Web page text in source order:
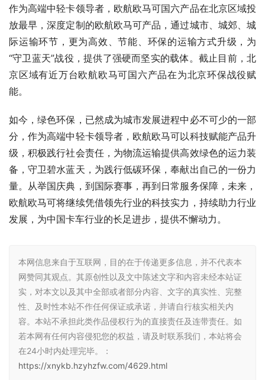
作为高端中轻卡领导者，欧航欧马可国六产品在北京区域投
放最早，深度定制的欧航欧马可产品，通过城市、城郊、城
际运输环节，更为高效、节能、环保的运输方式升级，为
“守卫蓝天”战役，提供了强硬而坚实的载体。截止目前，北
京区域有近万台欧航欧马可国六产品在为北京环保战役赋
能。
如今，绿色环保，已然成为城市发展进程中必不可少的一部
分，作为高端中轻卡领导者，欧航欧马可以科技赋能产品升
级，积极践行社会责任，为物流运输提供高效绿色的运力装
备，守卫碧水蓝天，为践行低碳环保，奉献出自己的一份力
量。从举国庆典，到国际赛事，再到日常服务保障，未来，
欧航欧马可将继续凭借领先行业的科技实力，持续助力行业
发展，为中国卡车行业的长足进步，提供不懈动力。
本网信息来自于互联网，目的在于传递更多信息，并不代表本
网赞同其观点。其原创性以及文中陈述文字和内容未经本站证
实，对本文以及其中全部或者部分内容、文字的真实性、完整
性、及时性本站不作任何保证或承诺，并请自行核实相关内
容。本站不承担此类作品侵权行为的直接责任及连带责任。如
若本网有任何内容侵犯您的权益，请及时联系我们，本站将会
在24小时内处理完毕。：
https://xnykb.hzyhzfw.com/4629.html